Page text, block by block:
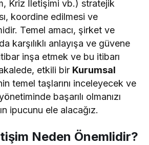
Kriz İletişimi vb.) stratejik
koordine edilmesi ve
Temel amacı, şirket ve
karşılıklı anlayışa ve güvene
inşa etmek ve bu itibarı
etkili bir Kurumsal
temel taşlarını inceleyecek ve
başarılı olmanızı
ipucunu ele alacağız.
Neden Önemlidir?